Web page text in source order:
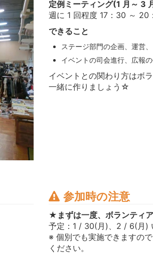
定例ミーティング(1 月～ 3
週に 1 回程度 17：30 ～ 20
できること
ステージ部門の企画、運営
イベントの司会進行、広報
イベントとの関わり方はボ
一緒に作りましょう☆
参加時の注意
★まずは一度、ボランティ
予定：1 / 30(月)、2 / 6(月)
※ 個別でも実施できますの
ください。